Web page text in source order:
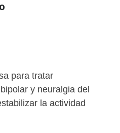
para tratar
y neuralgia del
la actividad